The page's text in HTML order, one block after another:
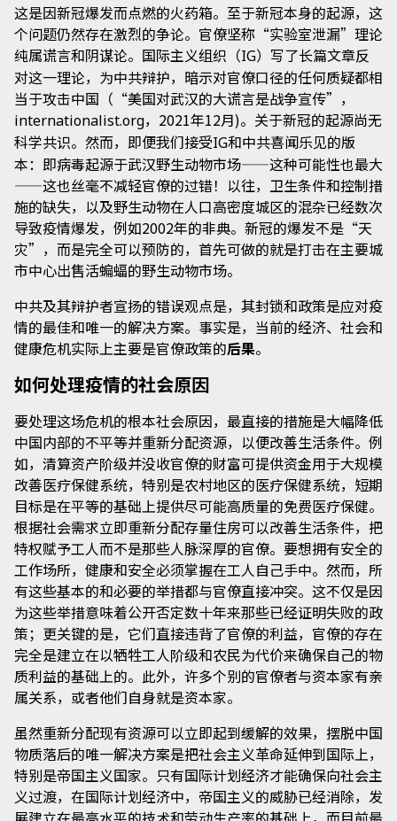
这是因新冠爆发而点燃的火药箱。至于新冠本身的起源，这
个问题仍然存在激烈的争论。官僚坚称“实验室泄漏”理论
纯属谎言和阴谋论。国际主义组织（IG）写了长篇文章反
对这一理论，为中共辩护，暗示对官僚口径的任何质疑都相
当于攻击中国（“美国对武汉的大谎言是战争宣传”，
internationalist.org，2021年12月)。关于新冠的起源尚无
科学共识。然而，即便我们接受IG和中共喜闻乐见的版
本：即病毒起源于武汉野生动物市场——这种可能性也最大
——这也丝毫不减轻官僚的过错！以往，卫生条件和控制措
施的缺失，以及野生动物在人口高密度城区的混杂已经数次
导致疫情爆发，例如2002年的非典。新冠的爆发不是“天
灾”，而是完全可以预防的，首先可做的就是打击在主要城
市中心出售活蝙蝠的野生动物市场。
中共及其辩护者宣扬的错误观点是，其封锁和政策是应对疫
情的最佳和唯一的解决方案。事实是，当前的经济、社会和
健康危机实际上主要是官僚政策的后果。
如何处理疫情的社会原因
要处理这场危机的根本社会原因，最直接的措施是大幅降低
中国内部的不平等并重新分配资源，以便改善生活条件。例
如，清算资产阶级并没收官僚的财富可提供资金用于大规模
改善医疗保健系统，特别是农村地区的医疗保健系统，短期
目标是在平等的基础上提供尽可能高质量的免费医疗保健。
根据社会需求立即重新分配存量住房可以改善生活条件，把
特权赋予工人而不是那些人脉深厚的官僚。要想拥有安全的
工作场所，健康和安全必须掌握在工人自己手中。然而，所
有这些基本的和必要的举措都与官僚直接冲突。这不仅是因
为这些举措意味着公开否定数十年来那些已经证明失败的政
策；更关键的是，它们直接违背了官僚的利益，官僚的存在
完全是建立在以牺牲工人阶级和农民为代价来确保自己的物
质利益的基础上的。此外，许多个别的官僚者与资本家有亲
属关系，或者他们自身就是资本家。
虽然重新分配现有资源可以立即起到缓解的效果，摆脱中国
物质落后的唯一解决方案是把社会主义革命延伸到国际上，
特别是帝国主义国家。只有国际计划经济才能确保向社会主
义过渡，在国际计划经济中，帝国主义的威胁已经消除，发